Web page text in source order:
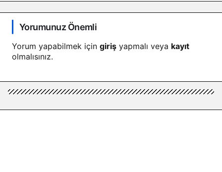
Yorumunuz Önemli
Yorum yapabilmek için giriş yapmalı veya kayıt
olmalısınız.